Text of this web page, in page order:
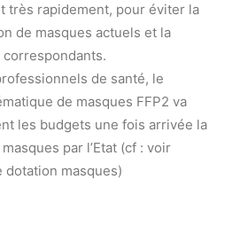
très rapidement, pour éviter la
de masques actuels et la
de santé, le
de masques FFP2 va
les budgets une fois arrivée la
par l’Etat (cf : voir
masques)